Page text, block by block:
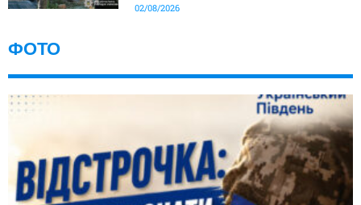
02/08/2026
ФОТО